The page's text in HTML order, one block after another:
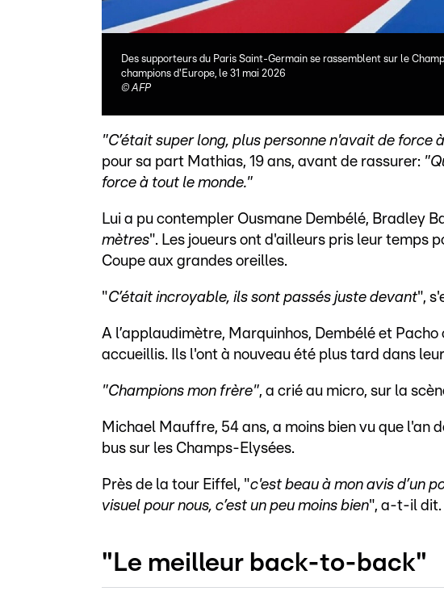
Des supporteurs du Paris Saint-Germain se rassemblent sur le
champions d'Europe, le 31 mai 2026
©AFP
"C’était super long, plus personne n'avait de force
pour sa part Mathias, 19 ans, avant de rassurer:
force à tout le monde."
Lui a pu contempler Ousmane Dembélé, Bradley
mètres". Les joueurs ont d'ailleurs pris leur temps
Coupe aux grandes oreilles.
"C’était incroyable, ils sont passés juste devant",
A l’applaudimètre, Marquinhos, Dembélé et
accueillis. Ils l'ont à nouveau été plus tard dans
"Champions mon frère", a crié au micro, sur la
Michael Mauffre, 54 ans, a moins bien vu que l'an
bus sur les Champs-Elysées.
Près de la tour Eiffel, "c'est beau à mon avis d’un
visuel pour nous, c’est un peu moins bien", a-t-il dit.
"Le meilleur back-to-back"